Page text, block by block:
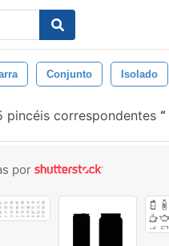
Conjunto Isolado
pincéis correspondentes
por